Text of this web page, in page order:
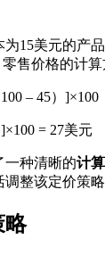
15美元的产
售价格的计算
– 45）]×100
= 27美元
一种清晰的计
整该定价策略
略